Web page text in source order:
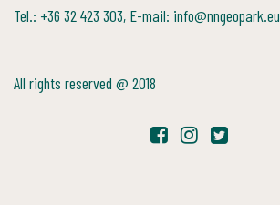
Tel.: +36 32 423 303, E-mail: info@nngeopark.eu
All rights reserved @ 2018